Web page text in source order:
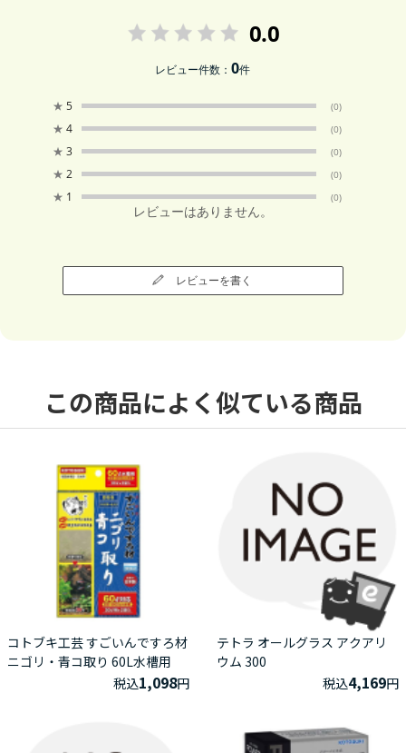
0.0
レビュー件数：0件
★ 5 (0)
★ 4 (0)
★ 3 (0)
★ 2 (0)
★ 1 (0)
レビューはありません。
レビューを書く
この商品によく似ている商品
コトブキ工芸 すごいんですろ材
ニゴリ・青コ取り 60L水槽用
税込1,098円
テトラ オールグラス アクアリ
ウム 300
税込4,169円